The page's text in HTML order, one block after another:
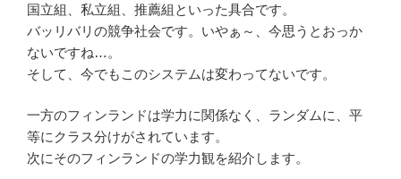
国立組、私立組、推薦組といった具合です。
バッリバリの競争社会です。いやぁ～、今思うとおっか
ないですね…。
そして、今でもこのシステムは変わってないです。
一方のフィンランドは学力に関係なく、ランダムに、平
等にクラス分けがされています。
次にそのフィンランドの学力観を紹介します。